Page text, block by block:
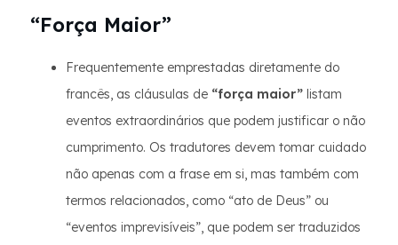
“Força Maior”
Frequentemente emprestadas diretamente do
francês, as cláusulas de “força maior” listam
eventos extraordinários que podem justificar o não
cumprimento. Os tradutores devem tomar cuidado
não apenas com a frase em si, mas também com
termos relacionados, como “ato de Deus” ou
“eventos imprevisíveis”, que podem ser traduzidos